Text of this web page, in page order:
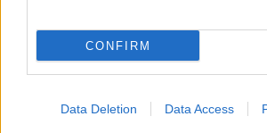
CONFIRM
Data Deletion Data Access
όμορφο μέρος, αλλά σε ένα μέρος